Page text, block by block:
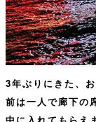
3年ぶりにきた、
前は一人で廊下の